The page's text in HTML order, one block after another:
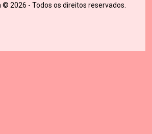
© 2026 - Todos os direitos reservados.